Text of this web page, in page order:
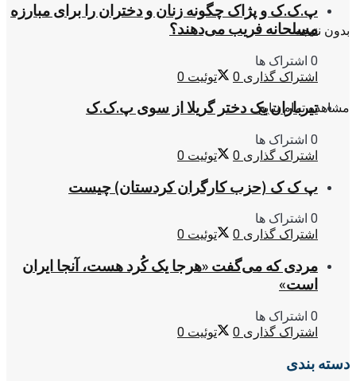
بدون نتیجه
مشاهده تمام نتایج
پ.ک.ک و پژاک چگونه زنان و دختران را برای مبارزه
مسلحانه فریب می‌دهند؟
0 اشتراک ها
اشتراک گذاری 0 توئیت 0
تیرباران یک دختر گریلا از سوی پ.ک.ک
0 اشتراک ها
اشتراک گذاری 0 توئیت 0
پ ک ک (حزب کارگران کردستان) چیست
0 اشتراک ها
اشتراک گذاری 0 توئیت 0
مردی که می‌گفت «هرجا یک کُرد هست، آنجا ایران
است»
0 اشتراک ها
اشتراک گذاری 0 توئیت 0
دسته بندی